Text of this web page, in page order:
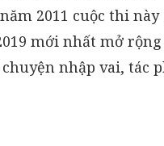
2011 cuộc thi
mới nhất mở
nhập vai, tác